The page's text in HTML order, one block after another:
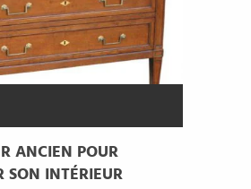
ANCIEN POUR
INTÉRIEUR